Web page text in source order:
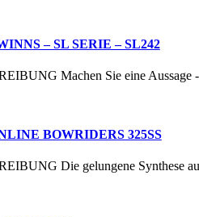
– SL SERIE – SL242
Machen Sie eine Aussage
BOWRIDERS 325SS
Die gelungene Synthese